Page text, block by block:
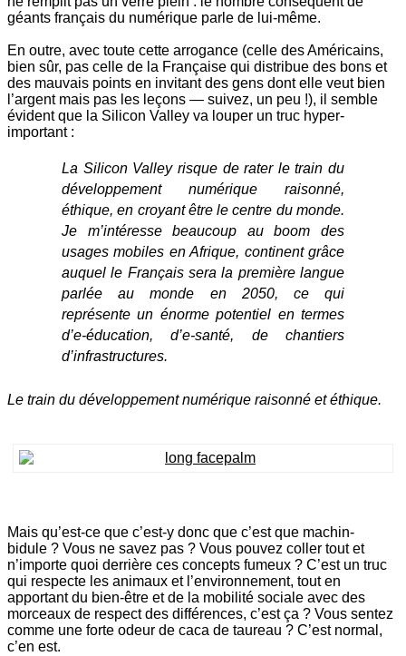
géants français du numérique parle de lui-même.
En outre, avec toute cette arrogance (celle des Américains,
bien sûr, pas celle de la Française qui distribue des bons et
des mauvais points en invitant des gens dont elle veut bien
l’argent mais pas les leçons — suivez, un peu !), il semble
évident que la Silicon Valley va louper un truc hyper-
important :
La Silicon Valley risque de rater le train du
développement numérique raisonné,
éthique, en croyant être le centre du monde.
Je m’intéresse beaucoup au boom des
usages mobiles en Afrique, continent grâce
auquel le Français sera la première langue
parlée au monde en 2050, ce qui
représente un énorme potentiel en termes
d’e-éducation, d’e-santé, de chantiers
d’infrastructures.
Le train du développement numérique raisonné et éthique.
Mais qu’est-ce que c’est-y donc que c’est que machin-
bidule ? Vous ne savez pas ? Vous pouvez coller tout et
n’importe quoi derrière ces concepts fumeux ? C’est un truc
qui respecte les animaux et l’environnement, tout en
apportant du bien-être et de la mobilité sociale avec des
morceaux de respect des différences, c’est ça ? Vous sentez
comme une forte odeur de caca de taureau ? C’est normal,
c’en est.